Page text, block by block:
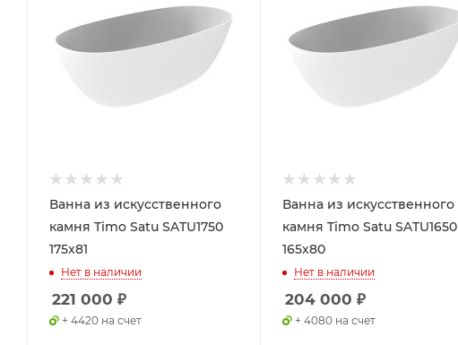
Ванна из искусственного
камня Timo Satu SATU1750
175x81
Нет в наличии
221 000 ₽
+ 4420 на счет
Ванна из искусственного
камня Timo Satu SATU1650
165x80
Нет в наличии
204 000 ₽
+ 4080 на счет